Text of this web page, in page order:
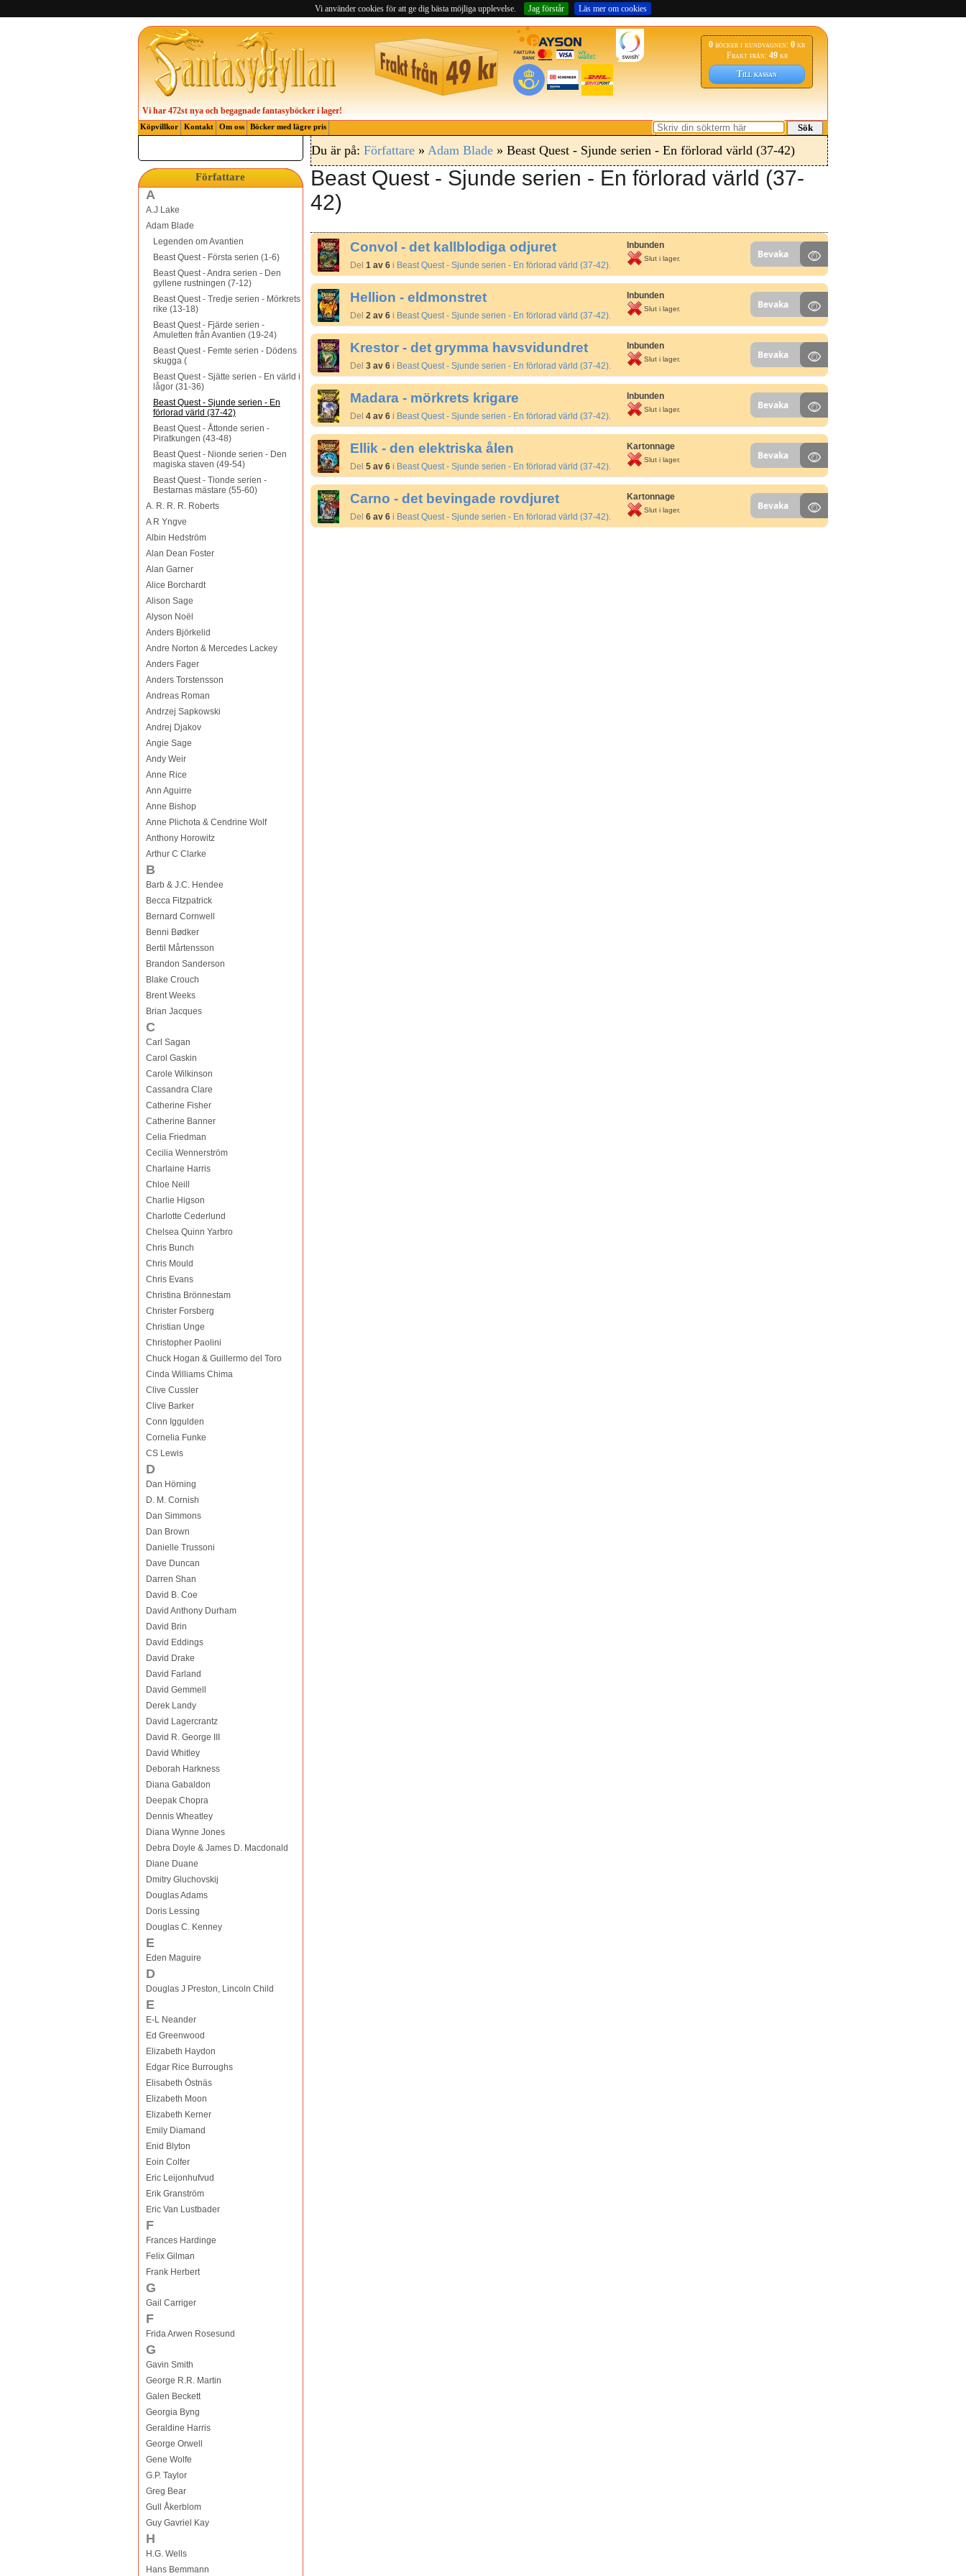
Vi använder cookies för att ge dig bästa möjliga upplevelse. Jag förstår Läs mer om cookies
0 böcker i kundvagnen:0kr
Frakt från: 49kr
Till kassan
Vi har 472st nya och begagnade fantasyböcker i lager!
Köpvillkor Kontakt Om oss Böcker med lägre pris Sök
Författare
A
A.J Lake
Adam Blade
Legenden om Avantien
Beast Quest - Första serien (1-6)
Beast Quest - Andra serien - Den
gyllene rustningen (7-12)
Beast Quest - Tredje serien - Mörkrets
rike (13-18)
Beast Quest - Fjärde serien -
Amuletten från Avantien (19-24)
Beast Quest - Femte serien - Dödens
skugga (
Beast Quest - Sjätte serien - En värld i
lågor (31-36)
Beast Quest - Sjunde serien - En
förlorad värld (37-42)
Beast Quest - Åttonde serien -
Piratkungen (43-48)
Beast Quest - Nionde serien - Den
magiska staven (49-54)
Beast Quest - Tionde serien -
Bestarnas mästare (55-60)
A. R. R. R. Roberts
A R Yngve
Albin Hedström
Alan Dean Foster
Alan Garner
Alice Borchardt
Alison Sage
Alyson Noël
Anders Björkelid
Andre Norton & Mercedes Lackey
Anders Fager
Anders Torstensson
Andreas Roman
Andrzej Sapkowski
Andrej Djakov
Angie Sage
Andy Weir
Anne Rice
Ann Aguirre
Anne Bishop
Anne Plichota & Cendrine Wolf
Anthony Horowitz
Arthur C Clarke
B
Barb & J.C. Hendee
Becca Fitzpatrick
Bernard Cornwell
Benni Bødker
Bertil Mårtensson
Brandon Sanderson
Blake Crouch
Brent Weeks
Brian Jacques
C
Carl Sagan
Carol Gaskin
Carole Wilkinson
Cassandra Clare
Catherine Fisher
Catherine Banner
Celia Friedman
Cecilia Wennerström
Charlaine Harris
Chloe Neill
Charlie Higson
Charlotte Cederlund
Chelsea Quinn Yarbro
Chris Bunch
Chris Mould
Chris Evans
Christina Brönnestam
Christer Forsberg
Christian Unge
Christopher Paolini
Chuck Hogan & Guillermo del Toro
Cinda Williams Chima
Clive Cussler
Clive Barker
Conn Iggulden
Cornelia Funke
CS Lewis
D
Dan Hörning
D. M. Cornish
Dan Simmons
Dan Brown
Danielle Trussoni
Dave Duncan
Darren Shan
David B. Coe
David Anthony Durham
David Brin
David Eddings
David Drake
David Farland
David Gemmell
Derek Landy
David Lagercrantz
David R. George III
David Whitley
Deborah Harkness
Diana Gabaldon
Deepak Chopra
Dennis Wheatley
Diana Wynne Jones
Debra Doyle & James D. Macdonald
Diane Duane
Dmitry Gluchovskij
Douglas Adams
Doris Lessing
Douglas C. Kenney
E
Eden Maguire
D
Douglas J Preston, Lincoln Child
E
E-L Neander
Ed Greenwood
Elizabeth Haydon
Edgar Rice Burroughs
Elisabeth Östnäs
Elizabeth Moon
Elizabeth Kerner
Emily Diamand
Enid Blyton
Eoin Colfer
Eric Leijonhufvud
Erik Granström
Eric Van Lustbader
F
Frances Hardinge
Felix Gilman
Frank Herbert
G
Gail Carriger
F
Frida Arwen Rosesund
G
Gavin Smith
George R.R. Martin
Galen Beckett
Georgia Byng
Geraldine Harris
George Orwell
Gene Wolfe
G.P. Taylor
Greg Bear
Gull Åkerblom
Guy Gavriel Kay
H
H.G. Wells
Hans Bemmann
Du är på: Författare» Adam Blade» Beast Quest - Sjunde serien - En förlorad värld (37-42)
Beast Quest - Sjunde serien - En förlorad värld (37-
42)
Convol - det kallblodiga odjuret
Del 1 av 6i Beast Quest - Sjunde serien - En förlorad värld (37-42).
Inbunden
Slut i lager. Bevaka
Hellion - eldmonstret
Del 2 av 6i Beast Quest - Sjunde serien - En förlorad värld (37-42).
Inbunden
Slut i lager. Bevaka
Krestor - det grymma havsvidundret
Del 3 av 6i Beast Quest - Sjunde serien - En förlorad värld (37-42).
Inbunden
Slut i lager. Bevaka
Madara - mörkrets krigare
Del 4 av 6i Beast Quest - Sjunde serien - En förlorad värld (37-42).
Inbunden
Slut i lager. Bevaka
Ellik - den elektriska ålen
Del 5 av 6i Beast Quest - Sjunde serien - En förlorad värld (37-42).
Kartonnage
Slut i lager. Bevaka
Carno - det bevingade rovdjuret
Del 6 av 6i Beast Quest - Sjunde serien - En förlorad värld (37-42).
Kartonnage
Slut i lager. Bevaka